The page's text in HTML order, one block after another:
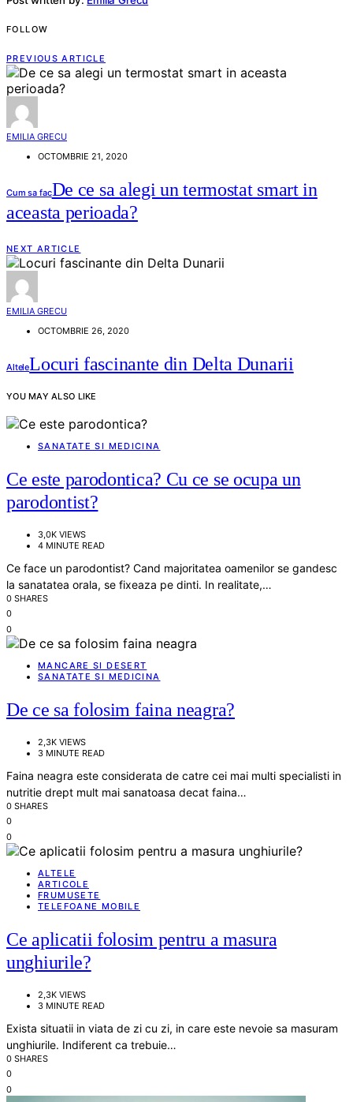
FOLLOW
PREVIOUS ARTICLE
EMILIA GRECU
OCTOMBRIE 21, 2020
Cum sa facDe ce sa alegi un termostat smart in
aceasta perioada?
NEXT ARTICLE
EMILIA GRECU
OCTOMBRIE 26, 2020
AlteleLocuri fascinante din Delta Dunarii
YOU MAY ALSO LIKE
SANATATE SI MEDICINA
Ce este parodontica? Cu ce se ocupa un
parodontist?
3,0K VIEWS
4 MINUTE READ
Ce face un parodontist? Cand majoritatea oamenilor se gandesc
la sanatatea orala, se fixeaza pe dinti. In realitate,…
0 SHARES
0
0
MANCARE SI DESERT
SANATATE SI MEDICINA
De ce sa folosim faina neagra?
2,3K VIEWS
3 MINUTE READ
Faina neagra este considerata de catre cei mai multi specialisti in
nutritie drept mult mai sanatoasa decat faina…
0 SHARES
0
0
ALTELE
ARTICOLE
FRUMUSETE
TELEFOANE MOBILE
Ce aplicatii folosim pentru a masura
unghiurile?
2,3K VIEWS
3 MINUTE READ
Exista situatii in viata de zi cu zi, in care este nevoie sa masuram
unghiurile. Indiferent ca trebuie…
0 SHARES
0
0